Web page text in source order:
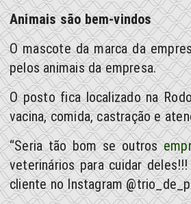
Animais são bem-vindos
O mascote da marca da
pelos animais da empresa.
O posto fica localizado na
vacina, comida, castração e
“Seria tão bom se outros
veterinários para cuidar
cliente no Instagram